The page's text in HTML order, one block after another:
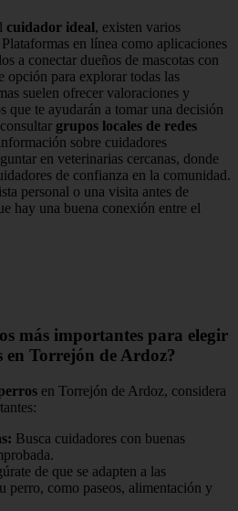
cuidador ideal, existen varios
en línea como aplicaciones
a conectar dueños de mascotas con
opción para explorar todas las
suelen ofrecer valoraciones y
que te ayudarán a tomar una decisión
grupos locales de redes
sobre cuidadores
en veterinarias cercanas, donde
de confianza en la comunidad.
personal o una visita antes de
hay una buena conexión entre el
más importantes para elegir
Torrejón de Ardoz?
en Torrejón de Ardoz, considera
: Busca cuidadores con buenas
de que se adapten a las
perro, como paseos, alimentación y